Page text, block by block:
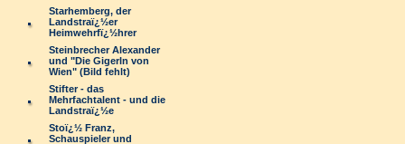
Starhemberg, der
Landstraï¿½er
Heimwehrfï¿½hrer
Steinbrecher Alexander
und "Die Gigerln von
Wien" (Bild fehlt)
Stifter - das
Mehrfachtalent - und die
Landstraï¿½e
Stoï¿½ Franz,
Schauspieler und